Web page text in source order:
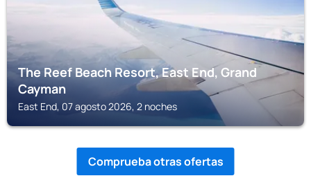
The Reef Beach Resort, East End, Grand
Cayman
East End, 07 agosto 2026, 2 noches
Comprueba otras ofertas